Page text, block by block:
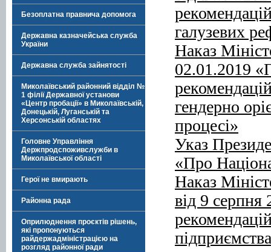
Безоплатна правнича допомога
Державна казначейська служба
України
Державна служба зайнятості
Миколаївський районний відділ №
1 філії Державної установи
«Центр пробації» в Миколаївській,
Донецькій, Луганській та
Херсонській областях
Головне Управління
Держпродспоживслужби в
Миколаївської області
Герої не вмирають
Районна рада
Оприлюднення проєктів рішень,
які пропонуються
райдержадміністрацією на
розгляд районної ради
галузевих
Наказ
02.01.2019
гендерно
процесі»
Указ
«Про
Наказ
від 9